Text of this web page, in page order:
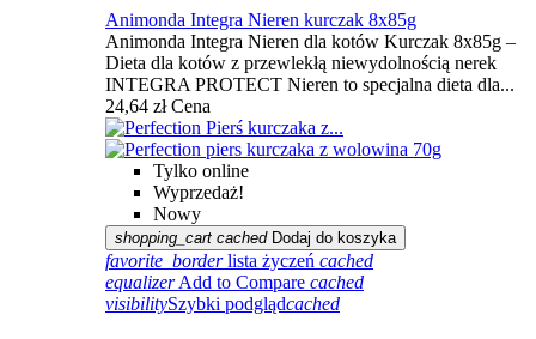
Animonda Integra Nieren kurczak 8x85g
Animonda Integra Nieren dla kotów Kurczak 8x85g –
Dieta dla kotów z przewlekłą niewydolnością nerek
INTEGRA PROTECT Nieren to specjalna dieta dla...
24,64 zł Cena
Tylko online
Wyprzedaż!
Nowy
shopping_cart cached Dodaj do koszyka
favorite_border lista życzeń cached
equalizer Add to Compare cached
visibilitySzybki podglądcached